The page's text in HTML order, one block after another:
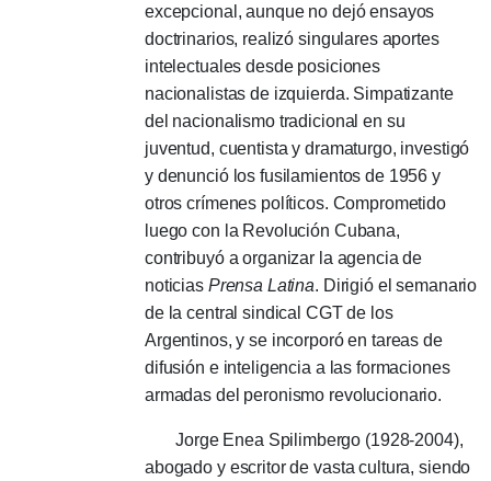
excepcional, aunque no dejó ensayos
doctrinarios, realizó singulares aportes
intelectuales desde posiciones
nacionalistas de izquierda. Simpatizante
del nacionalismo tradicional en su
juventud, cuentista y dramaturgo, investigó
y denunció los fusilamientos de 1956 y
otros crímenes políticos. Comprometido
luego con la Revolución Cubana,
contribuyó a organizar la agencia de
noticias Prensa Latina. Dirigió el semanario
de la central sindical CGT de los
Argentinos, y se incorporó en tareas de
difusión e inteligencia a las formaciones
armadas del peronismo revolucionario.
Jorge Enea Spilimbergo (1928-2004),
abogado y escritor de vasta cultura, siendo